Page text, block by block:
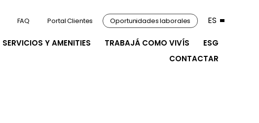
SERVICIOS Y AMENITIES TRABAJÁ COMO VIVÍS
ESG
CONTACTAR
FAQ Portal Clientes Oportunidades laborales ES